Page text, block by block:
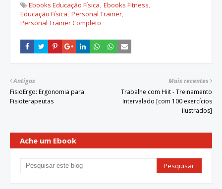
Ebooks Educação Física Ebooks Fitness
Educação Física Personal Trainer
Personal Trainer Completo
Mais recentes
Trabalhe com Hiit - Treinamento
Intervalado [com 100 exercícios
ilustrados]
Antigos
FisioErgo: Ergonomia para
Fisioterapeutas
Ache um Ebook